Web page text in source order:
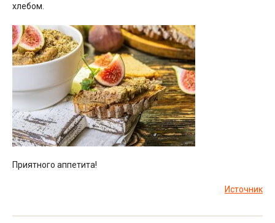
хлебом.
Приятного аппетита!
Источник